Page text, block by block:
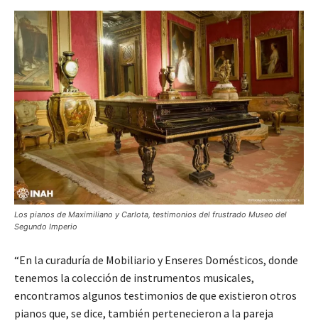
Los pianos de Maximiliano y Carlota, testimonios del frustrado Museo del
Segundo Imperio
“En la curaduría de Mobiliario y Enseres Domésticos, donde
tenemos la colección de instrumentos musicales,
encontramos algunos testimonios de que existieron otros
pianos que, se dice, también pertenecieron a la pareja